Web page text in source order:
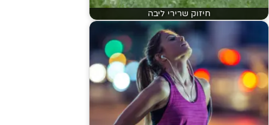
חיזוק שרירי ליבה